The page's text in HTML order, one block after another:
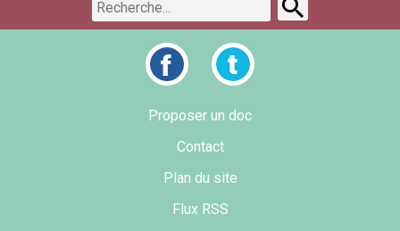
Proposer un doc
Contact
Plan du site
Flux RSS